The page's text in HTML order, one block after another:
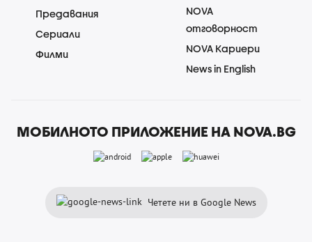
Предавания
Сериали
Филми
NOVA
отговорност
NOVA Кариери
News in English
МОБИЛНОТО ПРИЛОЖЕНИЕ НА NOVA.BG
Четете ни в Google News